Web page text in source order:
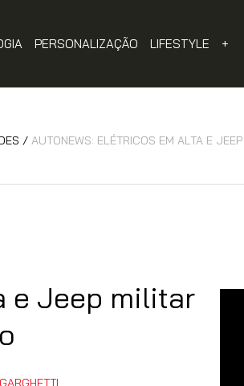
PERSONALIZAÇÃO LIFESTYLE +
/ AUTONEWS: ELÉTRICOS EM ALTA E
e Jeep militar